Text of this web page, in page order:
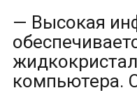
— Высокая
компьютера.